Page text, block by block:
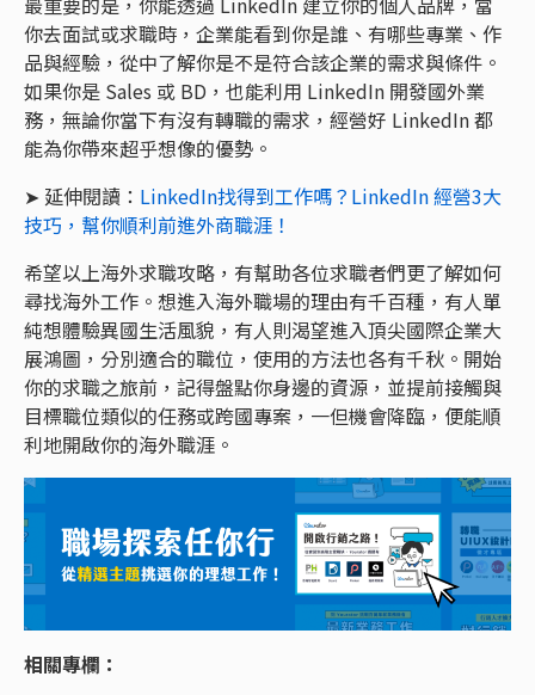
你去面試或求職時，企業能看到你是誰、有哪些專業、作
品與經驗，從中了解你是不是符合該企業的需求與條件。
如果你是 Sales 或 BD，也能利用 LinkedIn 開發國外業
務，無論你當下有沒有轉職的需求，經營好 LinkedIn 都
能為你帶來超乎想像的優勢。
➤ 延伸閱讀： LinkedIn找得到工作嗎？LinkedIn 經營3大
技巧，幫你順利前進外商職涯！
希望以上海外求職攻略，有幫助各位求職者們更了解如何
尋找海外工作。想進入海外職場的理由有千百種，有人單
純想體驗異國生活風貌，有人則渴望進入頂尖國際企業大
展鴻圖，分別適合的職位，使用的方法也各有千秋。開始
你的求職之旅前，記得盤點你身邊的資源，並提前接觸與
目標職位類似的任務或跨國專案，一但機會降臨，便能順
利地開啟你的海外職涯。
相關專欄：